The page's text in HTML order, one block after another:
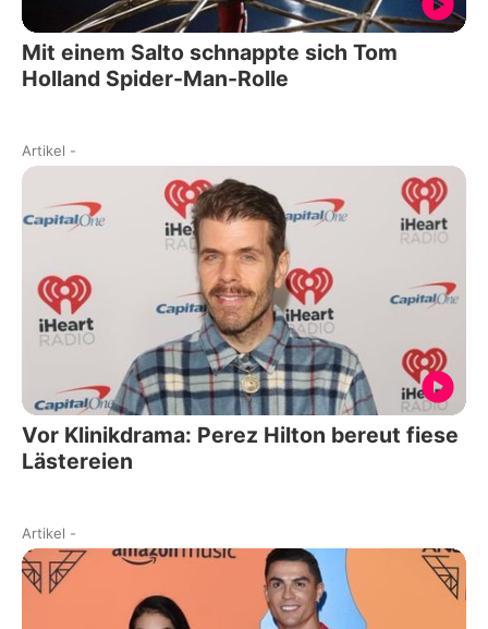
Mit einem Salto schnappte sich Tom
Holland Spider-Man-Rolle
Artikel -
Vor Klinikdrama: Perez Hilton bereut fiese
Lästereien
Artikel -